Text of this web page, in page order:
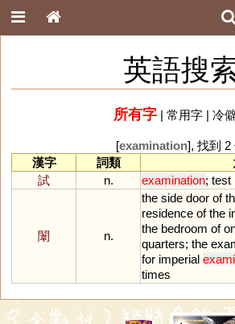
英語搜
所有字| 常用字| 冷
[examination], 找到 2
漢字
詞類
試
n. examination; test
闈 n.
the side door of
residence of the
the bedroom of
quarters; the
for imperial
times